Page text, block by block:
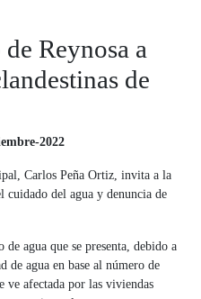
Reynosa a
de
2022
Carlos Peña Ortiz, invita a la
cuidado del agua y denuncia de
agua que se presenta, debido a
de agua en base al número de
ve afectada por las viviendas